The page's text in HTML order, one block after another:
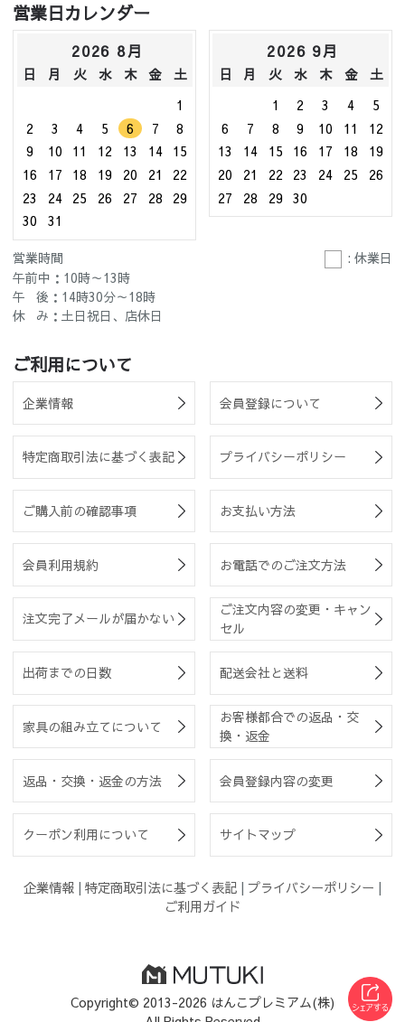
営業日カレンダー
2026 8月
日 月 火 水 木 金
土
1
2
3 4 5 6 7
8
9
10 11 12 13 14
15
16
17 18 19 20 21
22
23
24 25 26 27 28
29
30
31
2026 9月
日 月 火 水 木 金
土
1
2 3 4
5
6
7 8 9 10 11
12
13
14 15 16 17 18
19
20
21 22 23 24 25
26
27
28 29 30
営業時間
: 休業日
午前中：10時～13時
午 後：14時30分～18時
休 み：土日祝日、店休日
ご利用について
企業情報 会員登録について
特定商取引法に基づく表記 プライバシーポリシー
ご購入前の確認事項 お支払い方法
会員利用規約 お電話でのご注文方法
注文完了メールが届かない
ご注文内容の変更・キャン
セル
出荷までの日数 配送会社と送料
家具の組み立てについて
お客様都合での返品・交
換・返金
返品・交換・返金の方法 会員登録内容の変更
クーポン利用について サイトマップ
企業情報 | 特定商取引法に基づく表記 | プライバシーポリシー |
ご利用ガイド
Copyright© 2013-2026 はんこプレミアム(株)